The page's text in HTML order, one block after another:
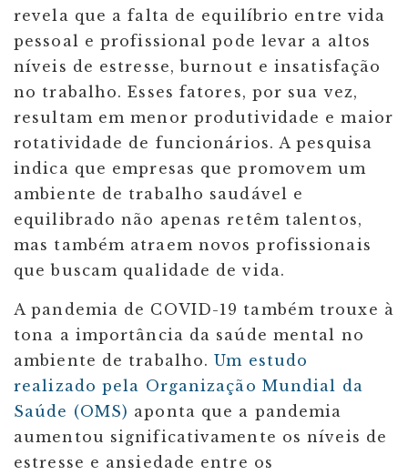
revela que a falta de equilíbrio entre vida
pessoal e profissional pode levar a altos
níveis de estresse, burnout e insatisfação
no trabalho. Esses fatores, por sua vez,
resultam em menor produtividade e maior
rotatividade de funcionários. A pesquisa
indica que empresas que promovem um
ambiente de trabalho saudável e
equilibrado não apenas retêm talentos,
mas também atraem novos profissionais
que buscam qualidade de vida.
A pandemia de COVID-19 também trouxe à
tona a importância da saúde mental no
ambiente de trabalho.Um estudo
realizado pela Organização Mundial da
Saúde (OMS) aponta que a pandemia
aumentou significativamente os níveis de
estresse e ansiedade entre os